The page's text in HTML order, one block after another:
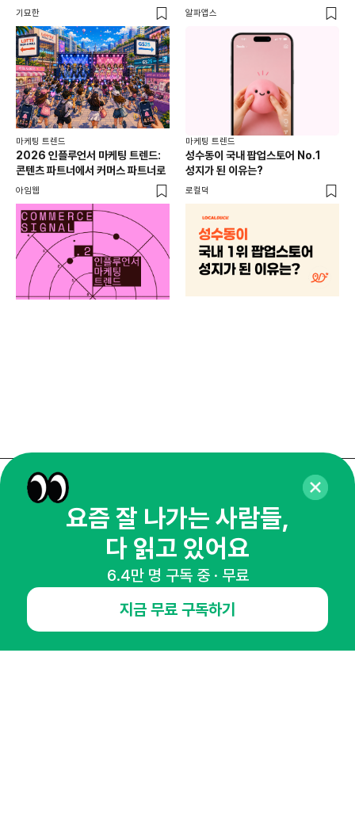
기묘한 알파앱스
마케팅 트렌드
2026 인플루언서 마케팅 트렌드:
콘텐츠 파트너에서 커머스 파트너로
아임웹
마케팅 트렌드
성수동이 국내 팝업스토어 No.1
성지가 된 이유는?
로컬덕
매주 화요일 아침,
마케팅 감각을 깨워 드릴게요!
65,043명의 마케터를 성장시키는 뉴스레터
요즘 잘 나가는 사람들,
다 읽고 있어요
6.4만 명 구독 중 · 무료
지금 무료 구독하기